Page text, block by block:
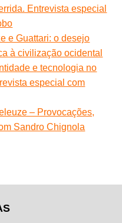
Entrevista especial
e Guattari: o desejo
à civilização ocidental
e tecnologia no
especial com
– Provocações,
Sandro Chignola